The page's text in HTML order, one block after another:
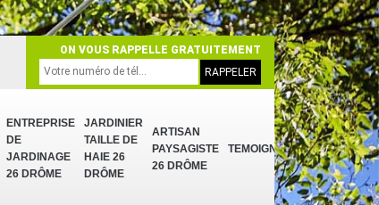
ENTREPRISE
DE
JARDINAGE
26 DRÔME
JARDINIER
TAILLE DE
HAIE 26
DRÔME
ARTISAN
PAYSAGISTE
26 DRÔME
TEMOIGNAGES
ON VOUS RAPPELLE GRATUITEMENT